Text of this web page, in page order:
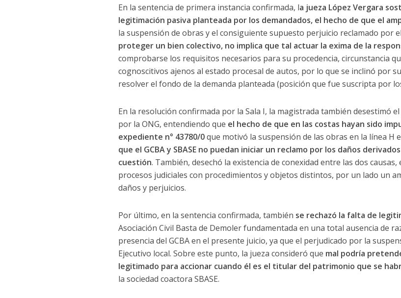
En la sentencia de primera instancia confirmada, la jueza López Vergara
legitimación pasiva planteada por los demandados, el hecho de que el
la suspensión de obras y el consiguiente supuesto perjuicio reclamado por
proteger un bien colectivo, no implica que tal actuar la exima de la
comprobarse los requisitos necesarios para su procedencia, circunstancia
cognoscitivos ajenos al estado procesal de autos, por lo que se inclinó por
resolver el fondo de la demanda planteada (posición que fue suscripta por
En la resolución confirmada por la Sala I, la magistrada también desestimó
por la ONG, entendiendo que el hecho de que en las costas hayan sido
expediente n° 43780/0que motivó la suspensión de las obras en la línea H
que el GCBA y SBASE no puedan iniciar un reclamo por los daños
cuestión. También, desechó la existencia de conexidad entre las dos
procesos judiciales con procedimientos y objetos distintos, por un lado un
daños y perjuicios.
Por último, en la sentencia confirmada, también se rechazó la falta de
Asociación Civil Basta de Demoler fundamentada en una total ausencia de
presencia del GCBA en el presente juicio, ya que el perjudicado por la
Ejecutivo local. Sobre este punto, la jueza consideró que mal podría
legitimado para accionar cuando él es el titular del patrimonio que se
la sociedad coactora SBASE.